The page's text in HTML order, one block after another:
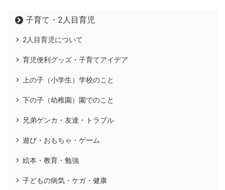
子育て・2人目育児
2人目育児について
育児便利グッズ・子育てアイデア
上の子（小学生）学校のこと
下の子（幼稚園）園でのこと
兄弟ゲンカ・友達・トラブル
遊び・おもちゃ・ゲーム
絵本・教育・勉強
子どもの病気・ケガ・健康